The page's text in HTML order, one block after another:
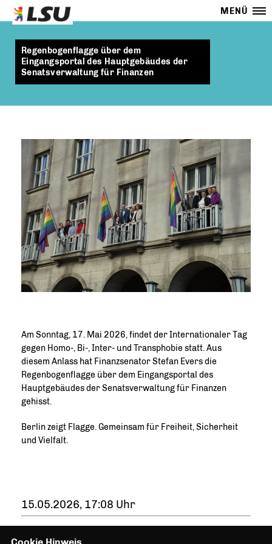
MENÜ
Regenbogenflagge über dem
Eingangsportal des Hauptgebäudes der
Senatsverwaltung für Finanzen
Am Sonntag, 17. Mai 2026, findet der Internationaler Tag
gegen Homo-, Bi-, Inter- und Transphobie statt. Aus
diesem Anlass hat Finanzsenator Stefan Evers die
Regenbogenflagge über dem Eingangsportal des
Hauptgebäudes der Senatsverwaltung für Finanzen
gehisst.
Berlin zeigt Flagge. Gemeinsam für Freiheit, Sicherheit
und Vielfalt.
15.05.2026, 17:08 Uhr